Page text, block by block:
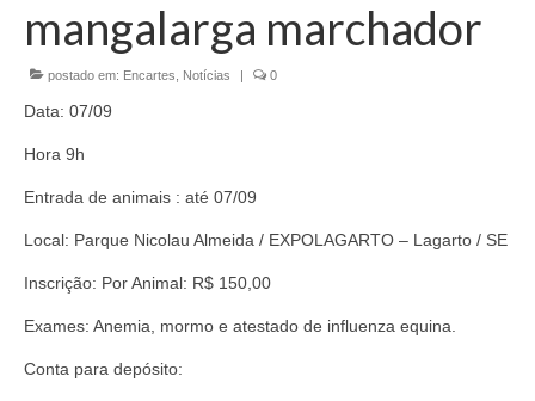
Ex-presidentes
Estatutos e Regulamento
Galeria de Fotos
Eventos
Filie-se
mangalarga marchador
postado em: Encartes Notícias | 0
Data: 07/09
Hora 9h
Entrada de animais : até 07/09
Local: Parque Nicolau Almeida / EXPOLAGARTO – Lagarto / SE
Inscrição: Por Animal: R$ 150,00
Exames: Anemia, mormo e atestado de influenza equina.
Conta para depósito: